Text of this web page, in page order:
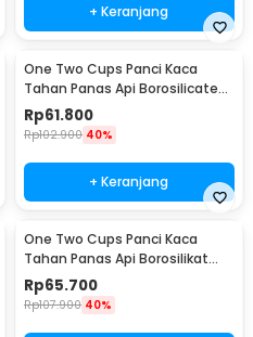
+ Keranjang
One Two Cups Panci Kaca
Tahan Panas Api Borosilicate
Glass Cooking Pot 400ml - W-
70
Rp61.800
Rp102.900 40%
+ Keranjang
One Two Cups Panci Kaca
Tahan Panas Api Borosilikat
Glass Cooking Pot 16cm - YWJ-
1265
Rp65.700
Rp107.900 40%